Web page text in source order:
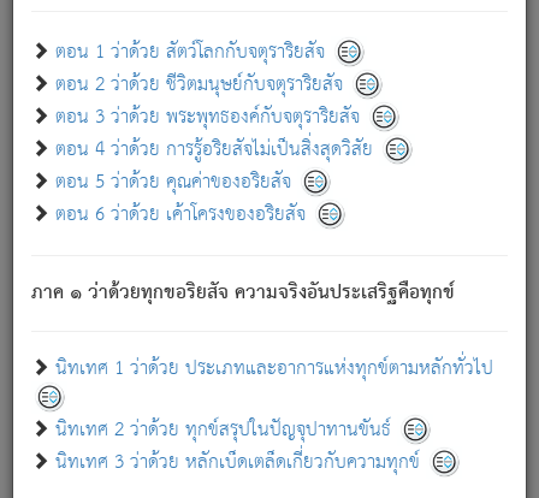
ตอน 1 ว่าด้วย สัตว์โลกกับจตุราริยสัจ
ตอน 2 ว่าด้วย ชีวิตมนุษย์กับจตุราริยสัจ
ตอน 3 ว่าด้วย พระพุทธองค์กับจตุราริยสัจ
ตอน 4 ว่าด้วย การรู้อริยสัจไม่เป็นสิ่งสุดวิสัย
ตอน 5 ว่าด้วย คุณค่าของอริยสัจ
ตอน 6 ว่าด้วย เค้าโครงของอริยสัจ
ภาค ๑ ว่าด้วยทุกขอริยสัจ ความจริงอันประเสริฐคือทุกข์
นิทเทศ 1 ว่าด้วย ประเภทและอาการแห่งทุกข์ตามหลักทั่วไป
นิทเทศ 2 ว่าด้วย ทุกข์สรุปในปัญจุปาทานขันธ์
นิทเทศ 3 ว่าด้วย หลักเบ็ดเตล็ดเกี่ยวกับความทุกข์
เขาเพลิดเพลินยิ่งนักในสิ่งใด สิ่งนั้นเป็นภัย (ที่เขาไม่รู้จัก)
เขากลัวต่อสิ่งใดสิ่งนั้นเป็นทุกข์
พรหมจรรย์นี้ อันบุคคลย่อมประพฤติ ก็เพื่อการละขาดซึ่ง
ภพ.
สมณะหรือพราหมณ์เหล่าใด กล่าวความหลุดพ้นจากภพว่า
มีได้เพราะภพ เรากล่าวว่า สมณะหรือพราหมณ์ทั้งปวงนั้น
มิใช่ผู้หลดพ้นจากภพ.
ภพ ว่ามีได้เพราะวิภพ[2]: เรากล่าวว่า สมณะหรือพราหมณ์ทั้ง
ปวงนั้น ก็ยังสลัดภพออกไปไม่ได้.
ก็ทุกข์นี้มีขึ้น เพราะอาศัยซึ่งอุปธิทั้งปวง.
เพราะความสิ้นไปแห่งอุปาทานทั้งปวง ความเกิดขึ้นแห่ง
ทุกข์จึงไม่มี.
ท่านจงดูโลกนี้เถิด (จะเห็นว่า) สัตว์ทั้งหลายอันอวิชาหนา
แน่นบังหนาแล้ว; และว่า สัตว์ผู้ยินดีในภพอันเป็นแล้วนั้น ย่อม